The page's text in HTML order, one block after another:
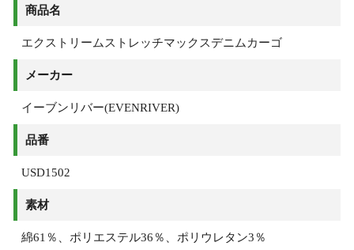
商品名
エクストリームストレッチマックスデニムカーゴ
メーカー
イーブンリバー(EVENRIVER)
品番
USD1502
素材
綿61％、ポリエステル36％、ポリウレタン3％